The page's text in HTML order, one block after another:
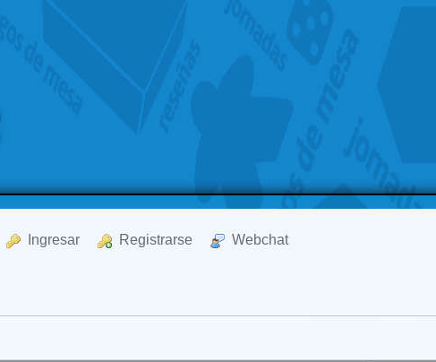
Ingresar Registrarse Webchat